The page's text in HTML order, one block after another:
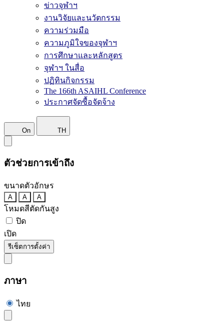
ข่าวจุฬาฯ
งานวิจัยและนวัตกรรม
ความร่วมมือ
ความภูมิใจของจุฬาฯ
การศึกษาและหลักสูตร
จุฬาฯ ในสื่อ
ปฏิทินกิจกรรม
The 166th ASAIHL Conference
ประกาศจัดซื้อจัดจ้าง
On TH
ตัวช่วยการเข้าถึง
ขนาดตัวอักษร
A A A
โหมดสีตัดกันสูง
ปิด
เปิด
รีเซ็ตการตั้งค่า
ภาษา
ไทย